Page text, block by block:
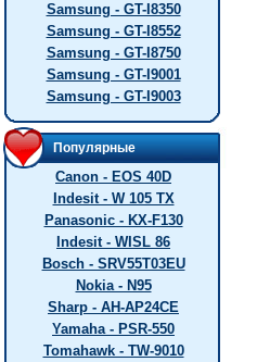
Samsung - GT-I8350
Samsung - GT-I8552
Samsung - GT-I8750
Samsung - GT-I9001
Samsung - GT-I9003
Популярные
Canon - EOS 40D
Indesit - W 105 TX
Panasonic - KX-F130
Indesit - WISL 86
Bosch - SRV55T03EU
Nokia - N95
Sharp - AH-AP24CE
Yamaha - PSR-550
Tomahawk - TW-9010